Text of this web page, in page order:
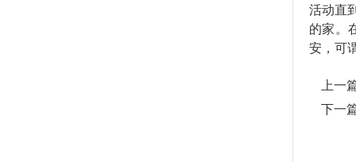
活动直
的家。
安，可
上一
下一